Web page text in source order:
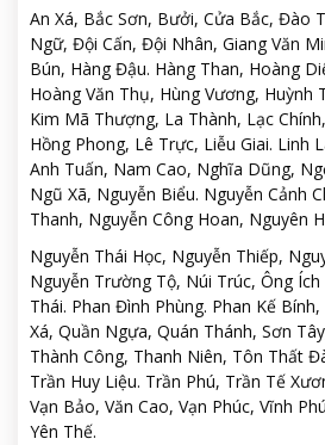
An Xá, Bắc Sơn, Bưởi, Cửa Bắc, Đào
Ngữ, Đội Cấn, Đội Nhân, Giang Văn
Bún, Hàng Đậu. Hàng Than, Hoàng
Hoàng Văn Thụ, Hùng Vương, Huỳnh
Kim Mã Thượng, La Thành, Lạc
Hồng Phong, Lê Trực, Liễu Giai. Linh
Anh Tuấn, Nam Cao, Nghĩa Dũng,
Ngũ Xã, Nguyễn Biểu. Nguyễn Cảnh
Thanh, Nguyễn Công Hoan, Nguyên
Nguyễn Thái Học, Nguyễn Thiếp,
Nguyễn Trường Tộ, Núi Trúc, Ông
Thái. Phan Đình Phùng. Phan Kế
Xá, Quần Ngựa, Quán Thánh, Sơn
Thành Công, Thanh Niên, Tôn Thất
Trần Huy Liệu. Trần Phú, Trần Tế
Vạn Bảo, Văn Cao, Vạn Phúc, Vĩnh
Yên Thế.